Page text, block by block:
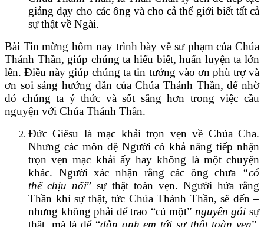
giảng dạy cho các ông và cho cả thế giới biết tất cả
sự thật về Ngài.
Bài Tin mừng hôm nay trình bày về sư phạm của Chúa
Thánh Thần, giúp chúng ta hiểu biết, huấn luyện ta lớn
lên. Điều này giúp chúng ta tin tưởng vào ơn phù trợ và
ơn soi sáng hướng dẫn của Chúa Thánh Thần, để nhờ
đó chúng ta ý thức và sốt sắng hơn trong việc cầu
nguyện với Chúa Thánh Thần.
Đức Giêsu là mạc khải trọn vẹn về Chúa Cha.
Nhưng các môn đệ Người có khả năng tiếp nhận
trọn vẹn mạc khải ấy hay không là một chuyện
khác. Người xác nhận rằng các ông chưa “có
thể chịu nổi” sự thật toàn vẹn. Người hứa rằng
Thần khí sự thật, tức Chúa Thánh Thần, sẽ đến –
nhưng không phải để trao “cú một” nguyên gói sự
thật, mà là để “dẫn anh em tới sự thật toàn vẹn”.